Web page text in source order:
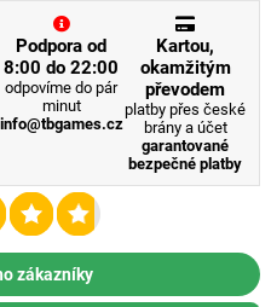
Podpora od
8:00 do 22:00
odpovíme do pár
minut
info@tbgames.cz
Kartou,
okamžitým
převodem
platby přes české
brány a účet
garantované
bezpečné platby
zákazníky